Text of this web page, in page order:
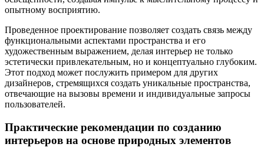
опытному восприятию.
Проведенное проектирование позволяет создать связь между
функциональными аспектами пространства и его
художественным выражением, делая интерьер не только
эстетически привлекательным, но и концептуально глубоким.
Этот подход может послужить примером для других
дизайнеров, стремящихся создать уникальные пространства,
отвечающие на вызовы времени и индивидуальные запросы
пользователей.
Практические рекомендации по созданию
интерьеров на основе природных элементов